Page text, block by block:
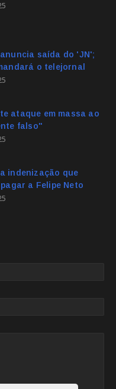
saída do 'JN';
o telejornal
ataque em massa ao
falso"
indenização que
a Felipe Neto